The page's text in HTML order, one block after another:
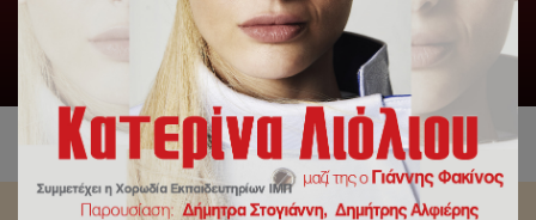
Αρχική / Δελτία Τύπου /
Ευλογία Πρωτοχρονιάτικης
Βασιλόπιτας στο Γηροκομείο Πειραιώς